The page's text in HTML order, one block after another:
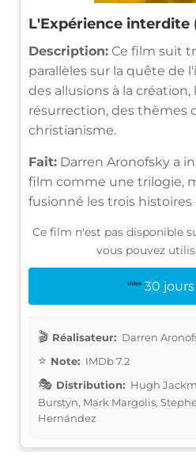
L'Expérience interdite
Description: Ce film suit
parallèles sur la quête de
des allusions à la
résurrection, des thèmes
christianisme.
Fait: Darren Aronofsky a
film comme une trilogie,
fusionné les trois histoires
Ce film n'est pas disponible
vous pouvez
30
Réalisateur: Darren
Note: IMDb 7.2
Distribution: Hugh
Burstyn, Mark Margolis,
Hernández